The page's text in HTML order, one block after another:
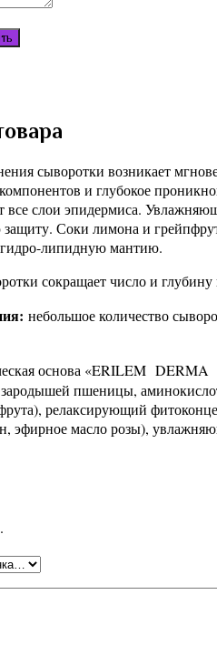
сыворотки возникает
и глубокое
все слои эпидермиса.
Соки лимона и
липидную мантию.
сокращает число и
небольшое количество
основа «ERILEM DERMA
пшеницы,
релаксирующий
эфирное масло розы),